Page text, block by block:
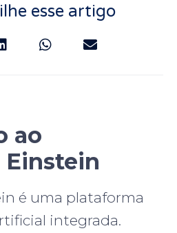
esse artigo
ao
Einstein
é uma plataforma
integrada.